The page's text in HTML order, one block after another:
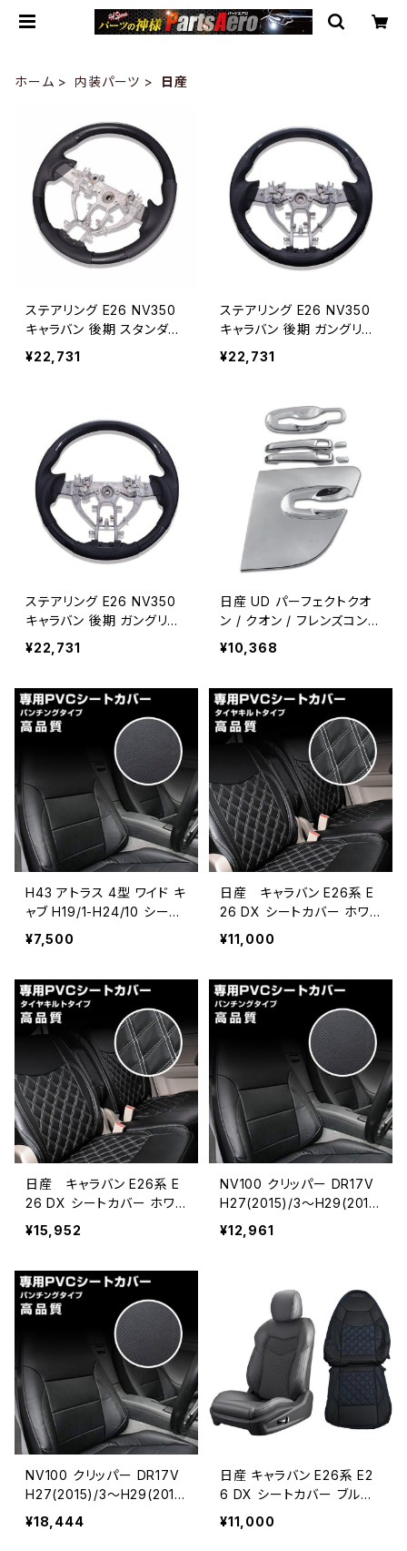
ホーム 内装パーツ 日産
ステアリング E26 NV350
キャラバン 後期 スタンダー
ド 黒木目 ZERO SN013A
¥22,731
ステアリング E26 NV350
キャラバン 後期 ガングリッ
プ ピアノブラック ZERO S
N012C
¥22,731
ステアリング E26 NV350
キャラバン 後期 ガングリッ
プ カーボン調 ZERO SN01
¥22,731
日産 UD パーフェクトクオ
ン / クオン / フレンズコンド
ル メッキ ドアハンドル ドア
ノブ 6点セット H17.1～ AB
¥10,368
H43 アトラス 4型 ワイド キ
ャブ H19/1-H24/10 シート
カバー パンチング ブラック
艶無し PVCレザー 運転席
¥7,500
日産 キャラバン E26系 E
26 DX シートカバー ホワイ
トステッチ PVC レザー フ
ロントのみ 1列目 JP-YT1
¥11,000
日産 キャラバン E26系 E
26 DX シートカバー ホワイ
トステッチ PVC レザー 1台
分 JP-YT108FR-WL
¥15,952
NV100 クリッパー DR17V
H27(2015)/3～H29(201
7)/5 シートカバー パンチ
ング 1列目 JP-YT112F
¥12,961
NV100 クリッパー DR17V
H27(2015)/3～H29(201
7)/5 シートカバー パンチ
ング 1列目 2列目 JP-Y
¥18,444
日産 キャラバン E26系 E2
6 DX シートカバー ブルー
テッチ PVC レザー フロン
トのみ 1列目 JP-YT108F-
¥11,000